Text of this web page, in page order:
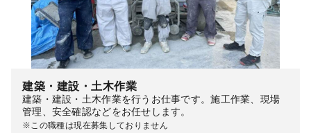
建築・建設・土木作業
建築・建設・土木作業を行うお仕事です。施工作業、現場
管理、安全確認などをお任せします。
※この職種は現在募集しておりません